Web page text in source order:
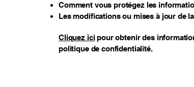
Comment vous protégez les
Les modifications ou mises à jour de
Cliquez icipour obtenir des
politique de confidentialité.